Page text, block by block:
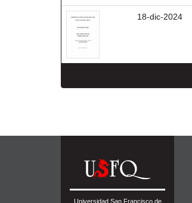
18-dic-2024
Universidad San Francisco de